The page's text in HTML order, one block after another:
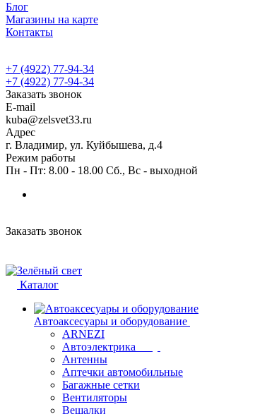
Блог
Магазины на карте
Контакты
+7 (4922) 77-94-34
+7 (4922) 77-94-34
Заказать звонок
E-mail
kuba@zelsvet33.ru
Адрес
г. Владимир, ул. Куйбышева, д.4
Режим работы
Пн - Пт: 8.00 - 18.00 Сб., Вс - выходной
Заказать звонок
Каталог
Автоаксесуары и оборудование
ARNEZI
Автоэлектрика
Антенны
Аптечки автомобильные
Багажные сетки
Вентиляторы
Вешалки